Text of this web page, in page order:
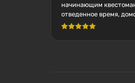
начинающим
отведенное время,